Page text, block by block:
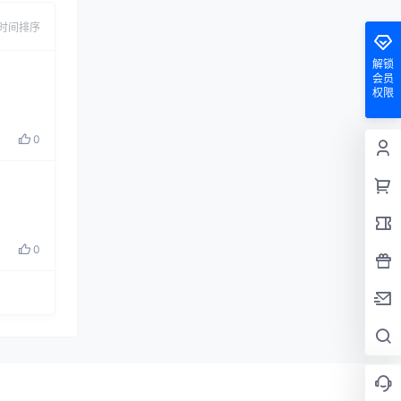
间排序
0
0
解锁
会员
权限